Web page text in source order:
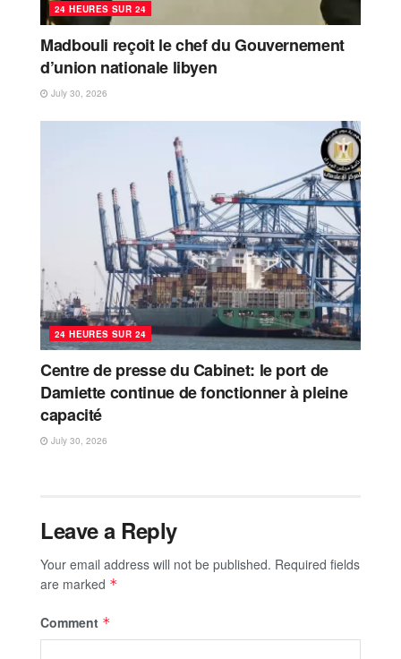
24 HEURES SUR 24
Madbouli reçoit le chef du Gouvernement
d’union nationale libyen
July 30, 2026
24 HEURES SUR 24
Centre de presse du Cabinet: le port de
Damiette continue de fonctionner à pleine
capacité
July 30, 2026
Leave a Reply
Your email address will not be published. Required fields
are marked *
Comment *